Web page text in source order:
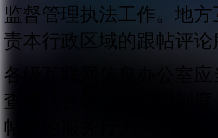
监督管理执法工作。地
责本行政区域的跟帖评
各级互联网信息办公室
查相结合的监督管理制
帖评论服务行为。